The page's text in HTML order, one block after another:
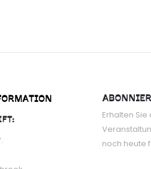
Erhalten
noch heute